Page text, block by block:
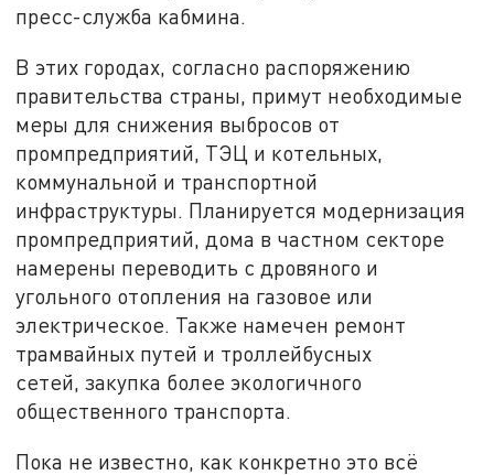
пресс-служба кабмина.
В этих городах, согласно распоряжению
правительства страны, примут необходимые
меры для снижения выбросов от
промпредприятий, ТЭЦ и котельных,
коммунальной и транспортной
инфраструктуры. Планируется модернизация
промпредприятий, дома в частном секторе
намерены переводить с дровяного и
угольного отопления на газовое или
электрическое. Также намечен ремонт
трамвайных путей и троллейбусных
сетей, закупка более экологичного
общественного транспорта.
Пока не известно, как конкретно это всё